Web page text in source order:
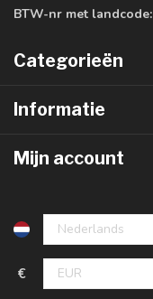
BTW-nr met landcode:
Categorieën
Informatie
Mijn account
€